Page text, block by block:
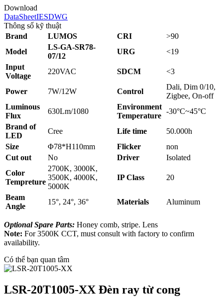
Download
DataSheetIESDWG
Thông số kỹ thuật
Brand
LUMOS CRI
>90
Model
LS-GA-SR78-
07/12
URG
<19
Input
Voltage
220VAC SDCM <3
Power 7W/12W Control
Dali, Dim 0/10,
Zigbee, On-off
Luminous
Flux
630Lm/1080
Environment
Temperature
-30°C~45°C
Brand of
LED
Cree Life time
50.000h
Size
Φ78*H110mm Flicker
non
Cut out
No Driver
Isolated
Color
Tempreture
2700K, 3000K,
3500K, 4000K,
5000K
IP Class 20
Beam
Angle
15°, 24°, 36° Materials Aluminum
Optional Spare Parts: Honey comb, stripe. Lens
Note: For 3500K CCT, must consult with factory to confirm
availability.
Có thể bạn quan tâm
LSR-20T1005-XX Đèn ray từ cong